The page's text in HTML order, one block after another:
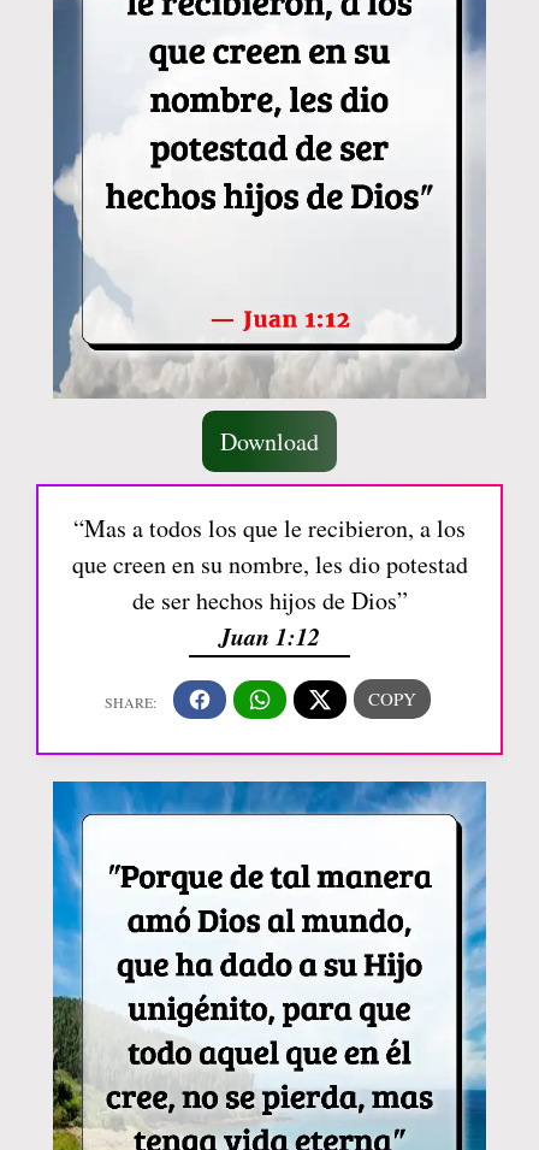
Download
“Mas a todos los que le recibieron, a los
que creen en su nombre, les dio potestad
de ser hechos hijos de Dios”
Juan 1:12